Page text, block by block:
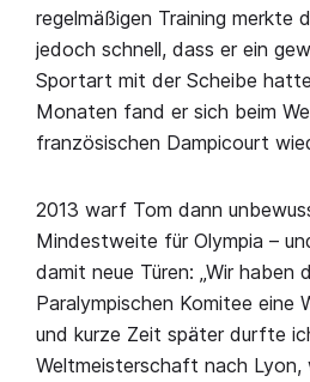
regelmäßigen Training merkte
jedoch schnell, dass er ein
Sportart mit der Scheibe
Monaten fand er sich beim
französischen Dampicourt
2013 warf Tom dann
Mindestweite für Olympia –
damit neue Türen: „Wir haben
Paralympischen Komitee eine
und kurze Zeit später durfte
Weltmeisterschaft nach Lyon,